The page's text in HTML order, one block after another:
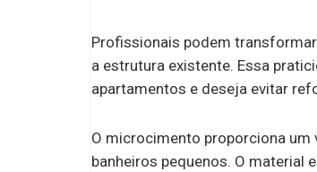
Profissionais podem
a estrutura existente. Essa
apartamentos e deseja evitar
O microcimento proporciona um
banheiros pequenos. O material